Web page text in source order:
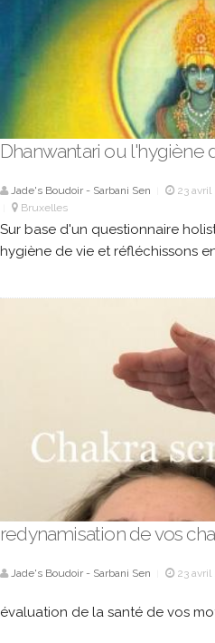
Dhanwantari ou l'hygiène
Jade's Boudoir - Sarbani Sen 23 avril
Bruxelles
Sur base d'un questionnaire
hygiène de vie et réfléchissons
redynamisation de vos
Jade's Boudoir - Sarbani Sen 23 avril
évaluation de la santé de vos